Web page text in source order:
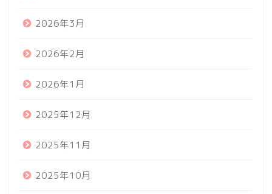
2026年3月
2026年2月
2026年1月
2025年12月
2025年11月
2025年10月